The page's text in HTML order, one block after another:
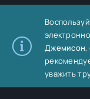
Джемисон,
уважить